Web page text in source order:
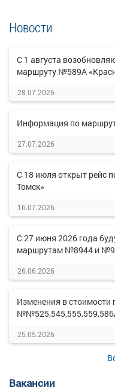
Новости
С 1 августа
маршруту №589А
28.07.2026
Информация по
27.07.2026
С 18 июля открыт рейс
Томск»
16.07.2026
С 27 июня 2026 года
маршрутам №8944 и
26.06.2026
Изменения в
25.05.2026
Вакансии